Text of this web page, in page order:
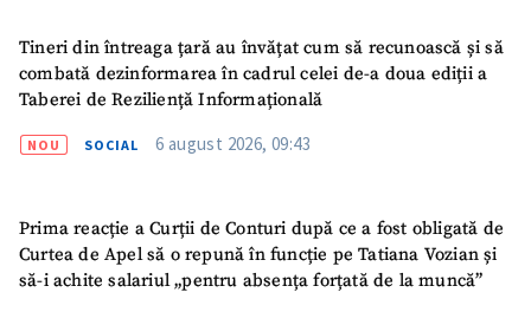
Tineri din întreaga țară au învățat cum să recunoască și să
combată dezinformarea în cadrul celei de-a doua ediții a
Taberei de Reziliență Informațională
NOU SOCIAL 6 august 2026, 09:43
Prima reacție a Curții de Conturi după ce a fost obligată de
Curtea de Apel să o repună în funcție pe Tatiana Vozian și
să-i achite salariul „pentru absența forțată de la muncă”
TRIMITE ȘTIREA